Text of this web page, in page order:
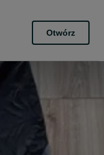
Otwórz